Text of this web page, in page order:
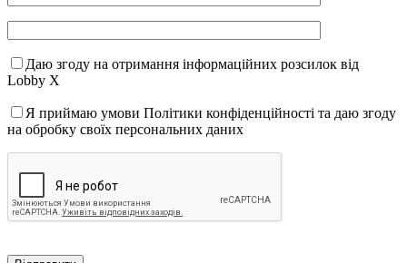
Даю згоду на отримання інформаційних розсилок від
Lobby X
Я приймаю умови Політики конфіденційності та даю згоду
на обробку своїх персональних даних